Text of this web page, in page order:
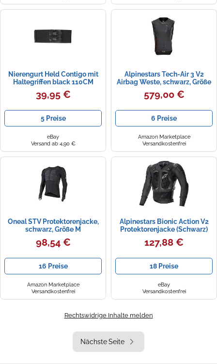
Nierengurt Held Contigo mit
Haltegriffen black 110CM
39,95 €
5 Preise
eBay
Versand ab 4,90 €
Alpinestars Tech-Air 3 V2
Airbag Weste, schwarz, Größe
579,00 €
6 Preise
Amazon Marketplace
Versandkostenfrei
Oneal STV Protektorenjacke,
schwarz, Größe M
98,54 €
16 Preise
Amazon Marketplace
Versandkostenfrei
Alpinestars Bionic Action V2
Protektorenjacke (Schwarz)
127,88 €
18 Preise
eBay
Versandkostenfrei
Rechtswidrige Inhalte melden
Nächste Seite